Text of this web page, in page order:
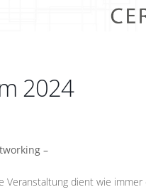
2024
–
Veranstaltung dient wie immer